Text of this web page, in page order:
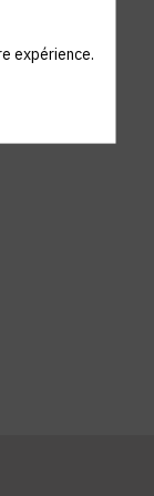
expérience.